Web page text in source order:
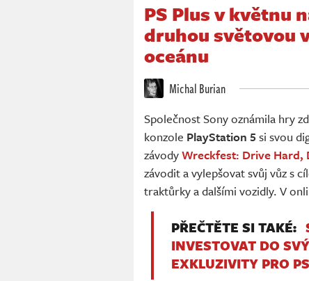
PS Plus v květnu
druhou světovou
oceánu
Michal Burian
Společnost Sony oznámila hry
konzole PlayStation 5 si svou
závodyWreckfest: Drive Hard,
závodit a vylepšovat svůj vůz s
traktůrky a dalšími vozidly. V
PŘEČTĚTE SI TAKÉ:
INVESTOVAT DO
EXKLUZIVITY PRO